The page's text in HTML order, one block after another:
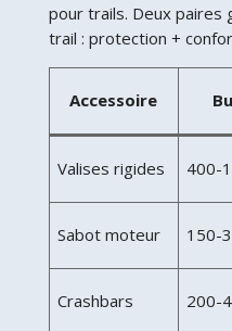
pour trails. Deux
trail : protection +
Accessoire
Valises rigides 400-
Sabot moteur 150-
Crashbars 200-